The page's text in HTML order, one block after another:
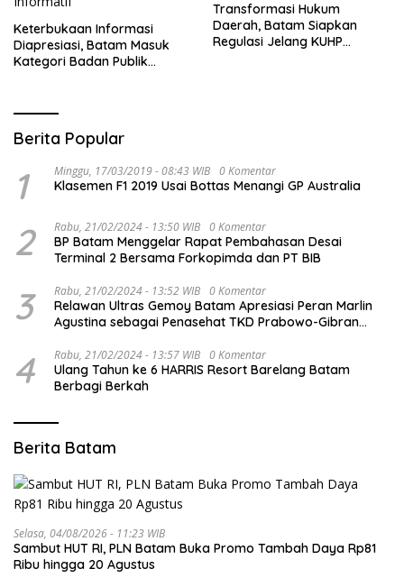
Keterbukaan Informasi
Diapresiasi, Batam Masuk
Kategori Badan Publik
Transformasi Hukum
Daerah, Batam Siapkan
Regulasi Jelang KUHP
Berita Popular
1 Minggu, 17/03/2019 - 08:43 WIB 0 Komentar
Klasemen F1 2019 Usai Bottas Menangi GP Australia
2 Rabu, 21/02/2024 - 13:50 WIB 0 Komentar
BP Batam Menggelar Rapat Pembahasan Desai
Terminal 2 Bersama Forkopimda dan PT BIB
3 Rabu, 21/02/2024 - 13:52 WIB 0 Komentar
Relawan Ultras Gemoy Batam Apresiasi Peran Marlin
Agustina sebagai Penasehat TKD Prabowo-Gibran
4 Rabu, 21/02/2024 - 13:57 WIB 0 Komentar
Ulang Tahun ke 6 HARRIS Resort Barelang Batam
Berbagi Berkah
Berita Batam
Selasa, 04/08/2026 - 11:23 WIB
Sambut HUT RI, PLN Batam Buka Promo Tambah Daya Rp81
Ribu hingga 20 Agustus